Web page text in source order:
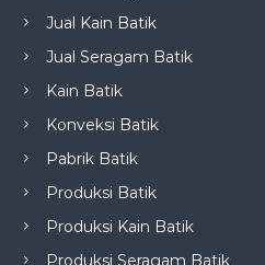
Jual Kain Batik
Jual Seragam Batik
Kain Batik
Konveksi Batik
Pabrik Batik
Produksi Batik
Produksi Kain Batik
Produksi Seragam Batik